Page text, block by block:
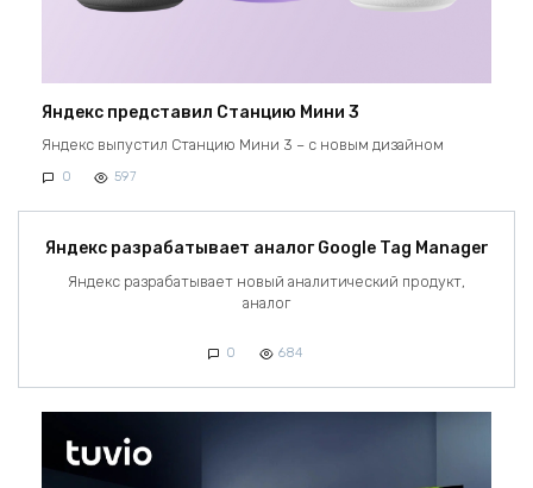
Яндекс представил Станцию Мини 3
Яндекс выпустил Станцию Мини 3 – с новым дизайном
0 597
Яндекс разрабатывает аналог Google Tag Manager
Яндекс разрабатывает новый аналитический продукт,
аналог
0 684